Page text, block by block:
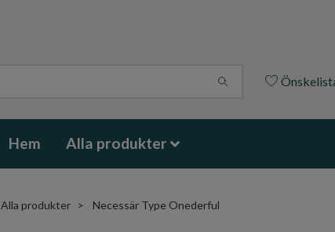
Hem Alla produkter
Alla produkter Necessär Type Onederful